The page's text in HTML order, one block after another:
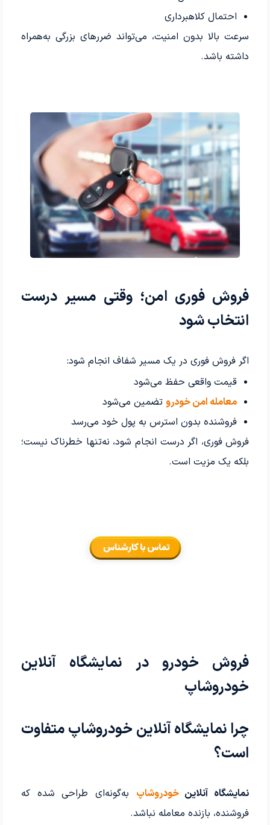
احتمال کلاهبرداری
سرعت بالا بدون امنیت، می‌تواند ضررهای بزرگی به‌همراه
داشته باشد.
فروش فوری امن؛ وقتی مسیر درست
انتخاب شود
اگر فروش فوری در یک مسیر شفاف انجام شود:
قیمت واقعی حفظ می‌شود
معامله امن خودرو تضمین می‌شود
فروشنده بدون استرس به پول خود می‌رسد
فروش فوری، اگر درست انجام شود، نه‌تنها خطرناک نیست؛
بلکه یک مزیت است.
فروش خودرو در نمایشگاه آنلاین
خودروشاپ
چرا نمایشگاه آنلاین خودروشاپ متفاوت
است؟
نمایشگاه آنلاینخودروشاپ به‌گونه‌ای طراحی شده که
فروشنده، بازنده معامله نباشد.